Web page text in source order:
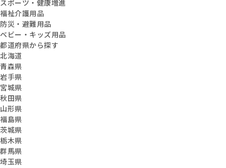
スポーツ・健康増進
福祉介護用品
防災・避難用品
ベビー・キッズ用品
都道府県から探す
北海道
青森県
岩手県
宮城県
秋田県
山形県
福島県
茨城県
栃木県
群馬県
埼玉県